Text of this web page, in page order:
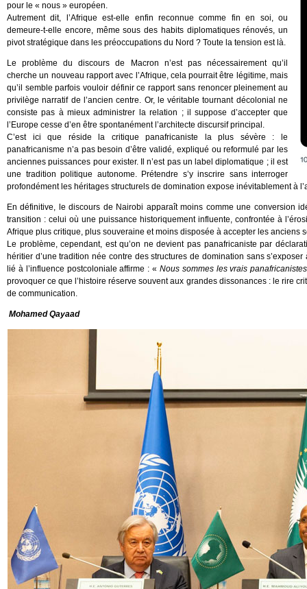
pour le « nous » européen.
Autrement dit, l’Afrique est-elle enfin reconnue comme fin en soi, ou
demeure-t-elle encore, même sous des habits diplomatiques rénovés, un
pivot stratégique dans les préoccupations du Nord ? Toute la tension est là.
Le problème du discours de Macron n’est pas nécessairement qu’il
cherche un nouveau rapport avec l’Afrique, cela pourrait être légitime, mais
qu’il semble parfois vouloir définir ce rapport sans renoncer pleinement au
privilège narratif de l’ancien centre. Or, le véritable tournant décolonial ne
consiste pas à mieux administrer la relation ; il suppose d’accepter que
l’Europe cesse d’en être spontanément l’architecte discursif principal.
C’est ici que réside la critique panafricaniste la plus sévère : le
panafricanisme n’a pas besoin d’être validé, expliqué ou reformulé par les
anciennes puissances pour exister. Il n’est pas un label diplomatique ; il est
une tradition politique autonome. Prétendre s’y inscrire sans interroger
profondément les héritages structurels de domination expose inévitablement à
En définitive, le discours de Nairobi apparaît moins comme une conversion
transition : celui où une puissance historiquement influente, confrontée à
Afrique plus critique, plus souveraine et moins disposée à accepter les anciens
Le problème, cependant, est qu’on ne devient pas panafricaniste par
héritier d’une tradition née contre des structures de domination sans
lié à l’influence postcoloniale affirme : « Nous sommes les vrais panafricanistes
provoquer ce que l’histoire réserve souvent aux grandes dissonances : le rire
de communication.
Mohamed Qayaad